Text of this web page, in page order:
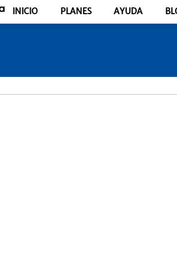
INICIO PLANES AYUDA